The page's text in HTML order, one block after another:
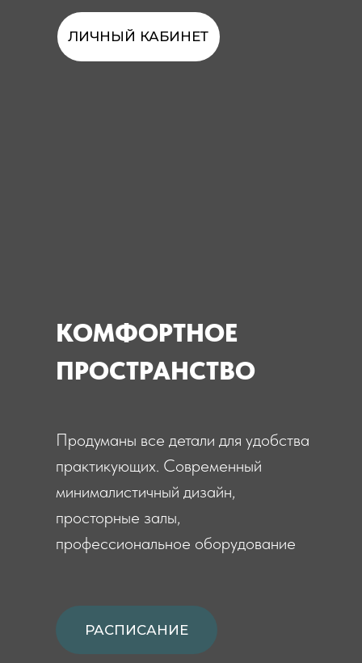
ПРОСТРАНСТВО
Продуманы все детали для удобства